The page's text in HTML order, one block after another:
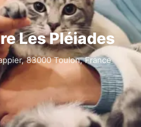
Les Pléiades
83000 Toulon, France